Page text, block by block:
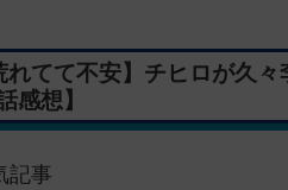
れてて不安】チヒロが久
感想】
記事